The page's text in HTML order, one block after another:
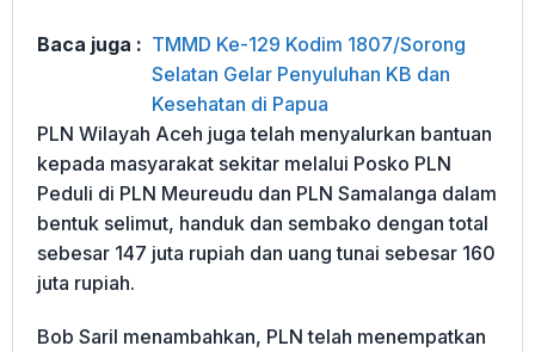
Baca juga : TMMD Ke-129 Kodim 1807/Sorong
Selatan Gelar Penyuluhan KB dan
Kesehatan di Papua
PLN Wilayah Aceh juga telah menyalurkan bantuan
kepada masyarakat sekitar melalui Posko PLN
Peduli di PLN Meureudu dan PLN Samalanga dalam
bentuk selimut, handuk dan sembako dengan total
sebesar 147 juta rupiah dan uang tunai sebesar 160
juta rupiah.
Bob Saril menambahkan, PLN telah menempatkan